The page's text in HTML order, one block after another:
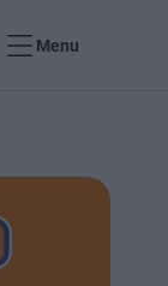
Menu